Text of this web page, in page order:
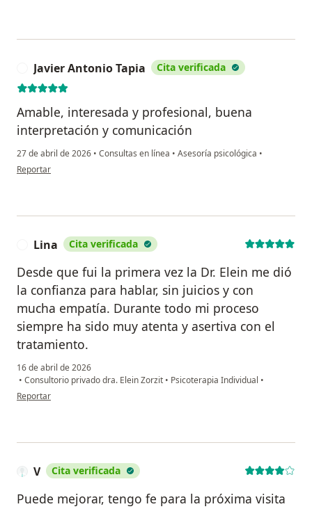
Javier Antonio Tapia Cita verificada
Amable, interesada y profesional, buena
interpretación y comunicación
27 de abril de 2026 • Consultas en línea • Asesoría psicológica •
en opinión del usuario Javier Antonio Tapia
Reportar
Lina Cita verificada
Desde que fui la primera vez la Dr. Elein me dió
la confianza para hablar, sin juicios y con
mucha empatía. Durante todo mi proceso
siempre ha sido muy atenta y asertiva con el
tratamiento.
16 de abril de 2026
• Consultorio privado dra. Elein Zorzit • Psicoterapia Individual •
en opinión del usuario Lina
Reportar
V Cita verificada
Puede mejorar, tengo fe para la próxima visita